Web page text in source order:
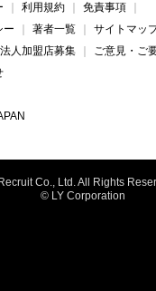
利用規約
免責事項
ー
著者一覧
サイトマッ
法人加盟店募集
ご意見・ご
Co., Ltd. All Rights
© LY Corporation